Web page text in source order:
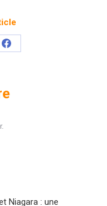
Partager
Niagara : une